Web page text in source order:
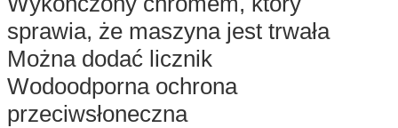
sprawia, że ​​maszyna jest trwała
Można dodać licznik
Wodoodporna ochrona
przeciwsłoneczna